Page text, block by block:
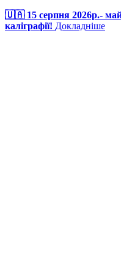
🇺🇦 15 серпня 2026р.-
каліграфії! Докладніше